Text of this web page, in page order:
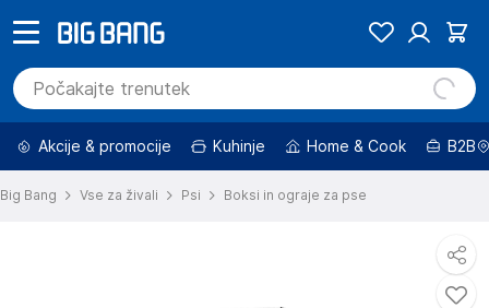
Akcije & promocije Kuhinje Home & Cook B2B
Big Bang Vse za živali Psi Boksi in ograje za pse